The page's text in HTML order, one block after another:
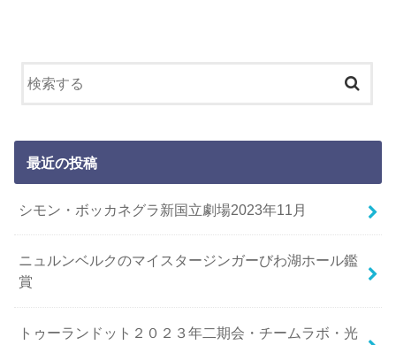
最近の投稿
シモン・ボッカネグラ新国立劇場2023年11月
ニュルンベルクのマイスタージンガーびわ湖ホール鑑
賞
トゥーランドット２０２３年二期会・チームラボ・光